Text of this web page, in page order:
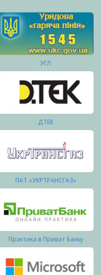
УГЛ
ДТЕК
ПАТ «УКРТРАНСГАЗ»
Практика в Приват Банку